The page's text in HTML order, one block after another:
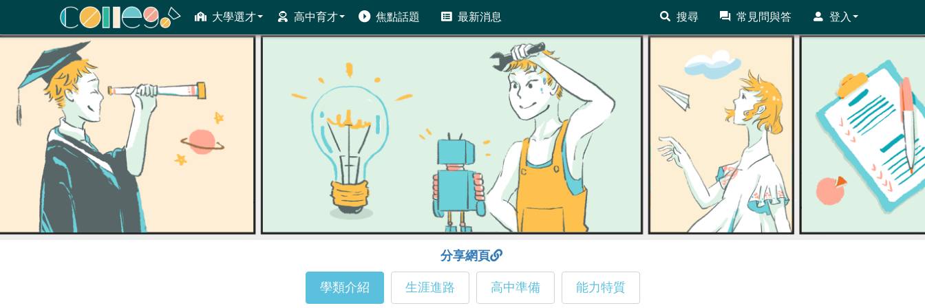
大學選才 高中育才 焦點話題 最新消息 搜尋 常見問與答 登入
ColleGo! 大學選才與高中育才輔助系統
分享網頁
學類介紹 生涯進路 高中準備 能力特質